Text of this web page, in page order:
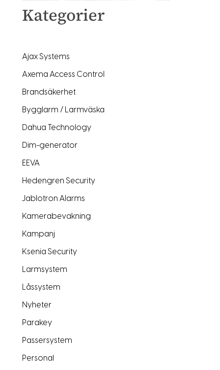
Kategorier
Ajax Systems
Axema Access Control
Brandsäkerhet
Bygglarm / Larmväska
Dahua Technology
Dim-generator
EEVA
Hedengren Security
Jablotron Alarms
Kamerabevakning
Kampanj
Ksenia Security
Larmsystem
Låssystem
Nyheter
Parakey
Passersystem
Personal